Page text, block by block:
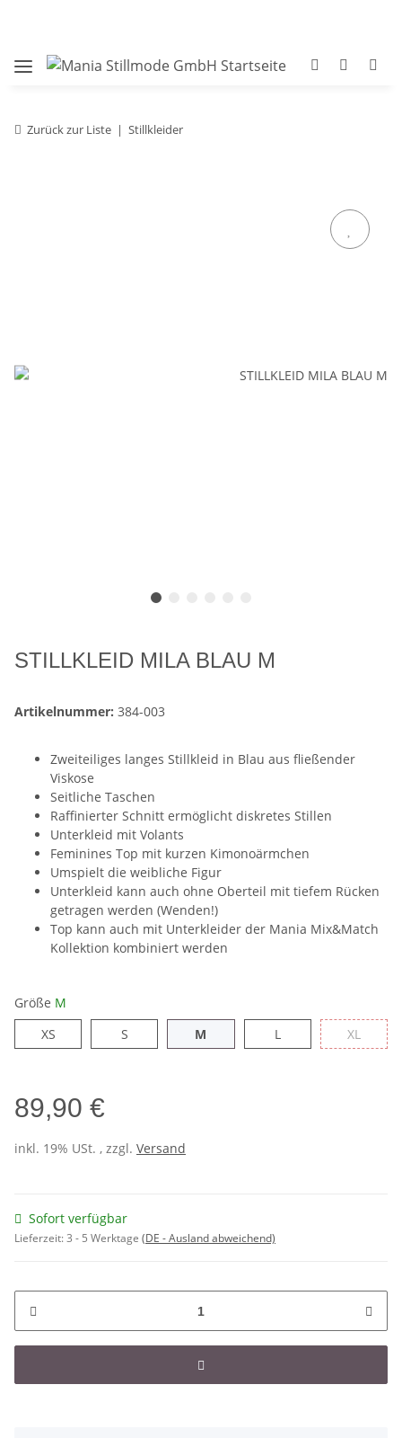
Zurück zur Liste Stillkleider
STILLKLEID MILA BLAU M
Artikelnummer: 384-003
Zweiteiliges langes Stillkleid in Blau aus fließender
Viskose
Seitliche Taschen
Raffinierter Schnitt ermöglicht diskretes Stillen
Unterkleid mit Volants
Feminines Top mit kurzen Kimonoärmchen
Umspielt die weibliche Figur
Unterkleid kann auch ohne Oberteil mit tiefem Rücken
getragen werden (Wenden!)
Top kann auch mit Unterkleider der Mania Mix&Match
Kollektion kombiniert werden
Größe M
XSXS SS M L XL
89,90 €
inkl. 19% USt. , zzgl. Versand
Sofort verfügbar
Lieferzeit:3 - 5 Werktage (DE - Ausland abweichend)